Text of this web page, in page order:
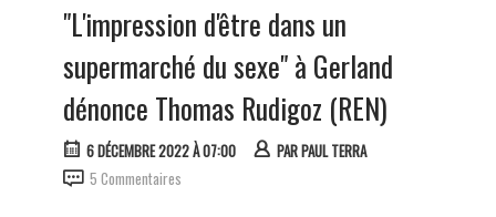
"L'impression d'être dans un
supermarché du sexe" à Gerland
dénonce Thomas Rudigoz (REN)
6 DÉCEMBRE 2022 À 07:00 PARPAUL TERRA
5 Commentaires